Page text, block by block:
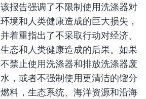
该报告强调了不限制使用洗涤器对
环境和人类健康造成的巨大损失，
并着重指出了不采取行动对经济、
生态和人类健康造成的后果。如果
不禁止使用洗涤器和排放洗涤器废
水，或者不强制使用更清洁的馏分
燃料，生态系统、海洋资源和沿海